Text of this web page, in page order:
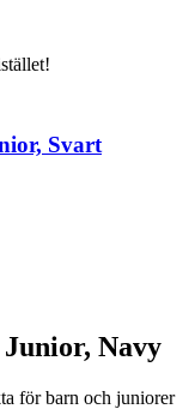
Svart
Navy
för barn och juniorer